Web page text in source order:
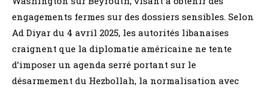
engagements fermes sur des dossiers sensibles. Selon
Ad Diyar du 4 avril 2025, les autorités libanaises
craignent que la diplomatie américaine ne tente
d’imposer un agenda serré portant sur le
désarmement du Hezbollah, la normalisation avec